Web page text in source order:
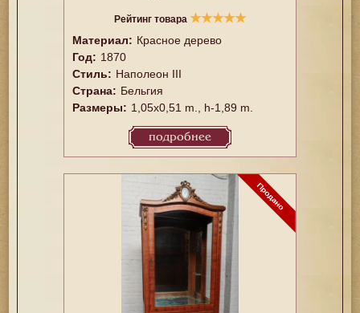
Рейтинг товара ★★★★★
Материал: Красное дерево
Год: 1870
Стиль: Наполеон III
Страна: Бельгия
Размеры: 1,05x0,51 m., h-1,89 m.
подробнее